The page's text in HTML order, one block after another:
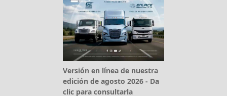
Versión en línea de nuestra
edición de agosto 2026 - Da
clic para consultarla